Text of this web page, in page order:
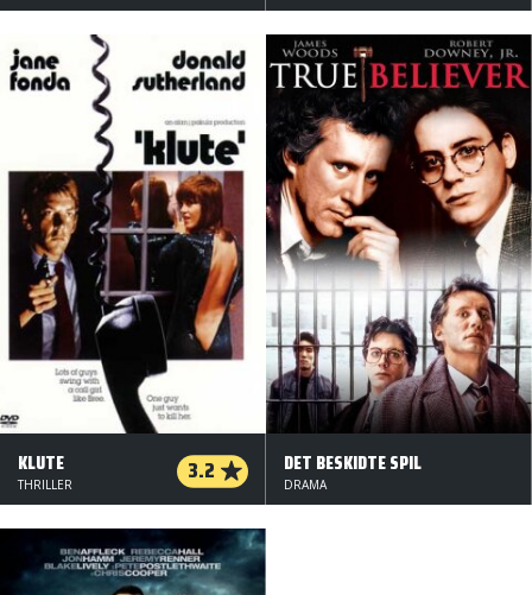
KLUTE 3.2
THRILLER
DET BESKIDTE SPIL
DRAMA